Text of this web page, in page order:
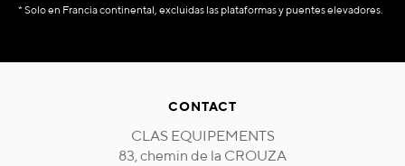
* Solo en Francia continental, excluidas las plataformas y puentes elevadores.
CONTACT
CLAS EQUIPEMENTS
83, chemin de la CROUZA